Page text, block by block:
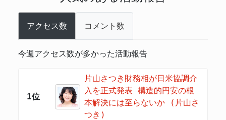
アクセス数 コメント数
今週アクセス数が多かった活動報告
1位
片山さつき財務相が日米協調介
入を正式発表―構造的円安の根
本解決には至らないか (片山さ
つき)